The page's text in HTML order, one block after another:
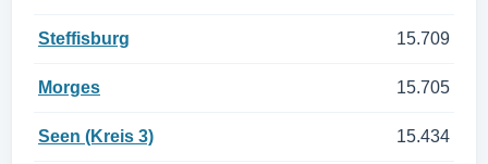
Steffisburg 15.709
Morges 15.705
Seen (Kreis 3) 15.434